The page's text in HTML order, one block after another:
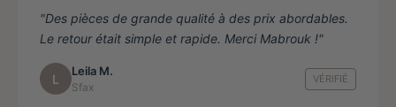
"Des pièces de grande qualité à des prix abordables.
Le retour était simple et rapide. Merci Mabrouk !"
L
Leila M.
Sfax
VÉRIFIÉ